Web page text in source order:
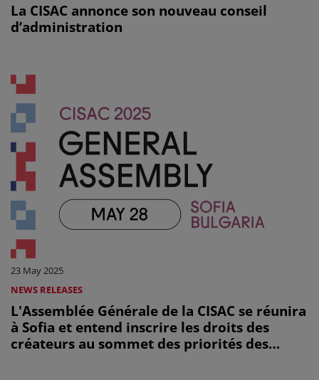
La CISAC annonce son nouveau conseil
d’administration
23 May 2025
NEWS RELEASES
L'Assemblée Générale de la CISAC se réunira
à Sofia et entend inscrire les droits des
créateurs au sommet des priorités des